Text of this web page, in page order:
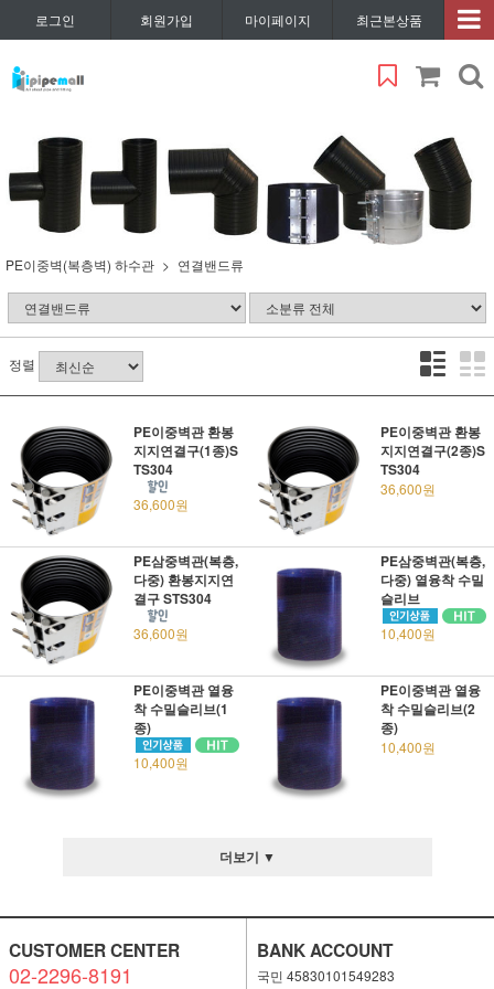
로그인 회원가입 마이페이지 최근본상품
PE이중벽(복층벽) 하수관 연결밴드류
정렬
PE이중벽관 환봉
지지연결구(1종)S
TS304
36,600원
PE이중벽관 환봉
지지연결구(2종)S
TS304
36,600원
PE삼중벽관(복층,
다중) 환봉지지연
결구 STS304
36,600원
PE삼중벽관(복층,
다중) 열융착 수밀
슬리브
10,400원
PE이중벽관 열융
착 수밀슬리브(1
종)
10,400원
PE이중벽관 열융
착 수밀슬리브(2
종)
10,400원
더보기 ▼
CUSTOMER CENTER
02-2296-8191
BANK ACCOUNT
국민 45830101549283